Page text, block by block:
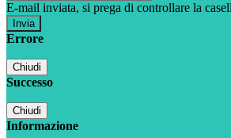
E-mail inviata, si prega di controllare la
Errore
Chiudi
Successo
Chiudi
Informazione